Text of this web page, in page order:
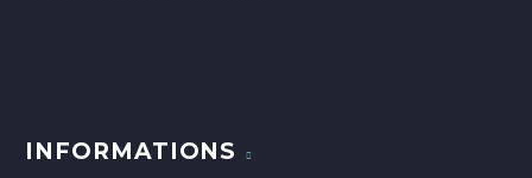
INFORMATIONS